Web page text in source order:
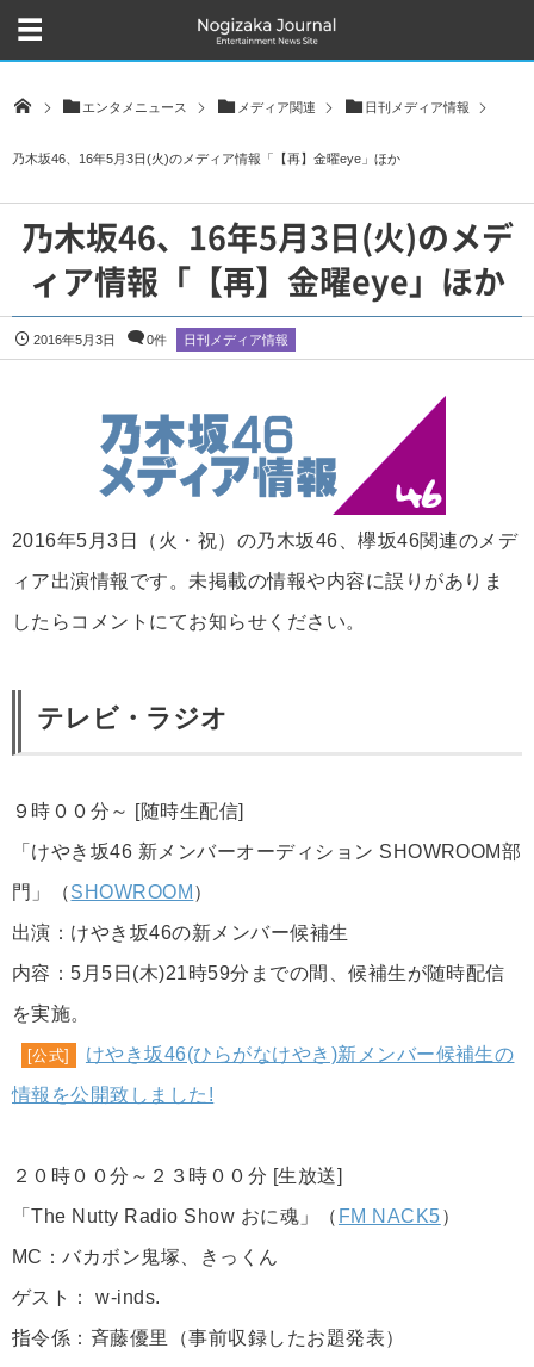
エンタメニュース メディア関連 日刊メディア情報
乃木坂46、16年5月3日(火)のメディア情報「【再】金曜eye」ほか
乃木坂46、16年5月3日(火)のメデ
ィア情報「【再】金曜eye」ほか
2016年5月3日 0件 日刊メディア情報
2016年5月3日（火・祝）の乃木坂46、欅坂46関連のメデ
ィア出演情報です。未掲載の情報や内容に誤りがありま
したらコメントにてお知らせください。
テレビ・ラジオ
９時００分～ [随時生配信]
「けやき坂46 新メンバーオーディション SHOWROOM部
門」（SHOWROOM ）
出演：けやき坂46の新メンバー候補生
内容：5月5日(木)21時59分までの間、候補生が随時配信
を実施。
[公式]
けやき坂46(ひらがなけやき)新メンバー候補生の
情報を公開致しました!
２０時００分～２３時００分 [生放送]
「The Nutty Radio Show おに魂」（ FM NACK5）
MC：バカボン鬼塚、きっくん
ゲスト： w-inds.
指令係：斉藤優里（事前収録したお題発表）